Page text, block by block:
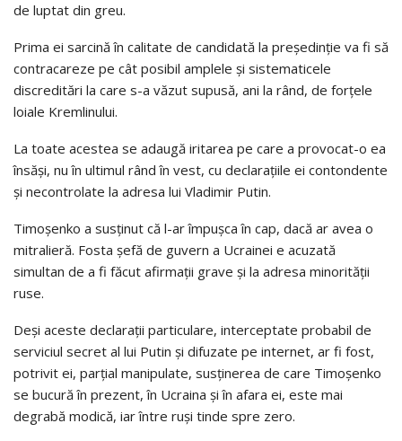
de luptat din greu.
Prima ei sarcină în calitate de candidată la preşedinţie va fi să
contracareze pe cât posibil amplele şi sistematicele
discreditări la care s-a văzut supusă, ani la rând, de forţele
loiale Kremlinului.
La toate acestea se adaugă iritarea pe care a provocat-o ea
însăşi, nu în ultimul rând în vest, cu declaraţiile ei contondente
şi necontrolate la adresa lui Vladimir Putin.
Timoşenko a susţinut că l-ar împuşca în cap, dacă ar avea o
mitralieră. Fosta şefă de guvern a Ucrainei e acuzată
simultan de a fi făcut afirmaţii grave şi la adresa minorităţii
ruse.
Deşi aceste declaraţii particulare, interceptate probabil de
serviciul secret al lui Putin şi difuzate pe internet, ar fi fost,
potrivit ei, parţial manipulate, susţinerea de care Timoşenko
se bucură în prezent, în Ucraina şi în afara ei, este mai
degrabă modică, iar între ruşi tinde spre zero.